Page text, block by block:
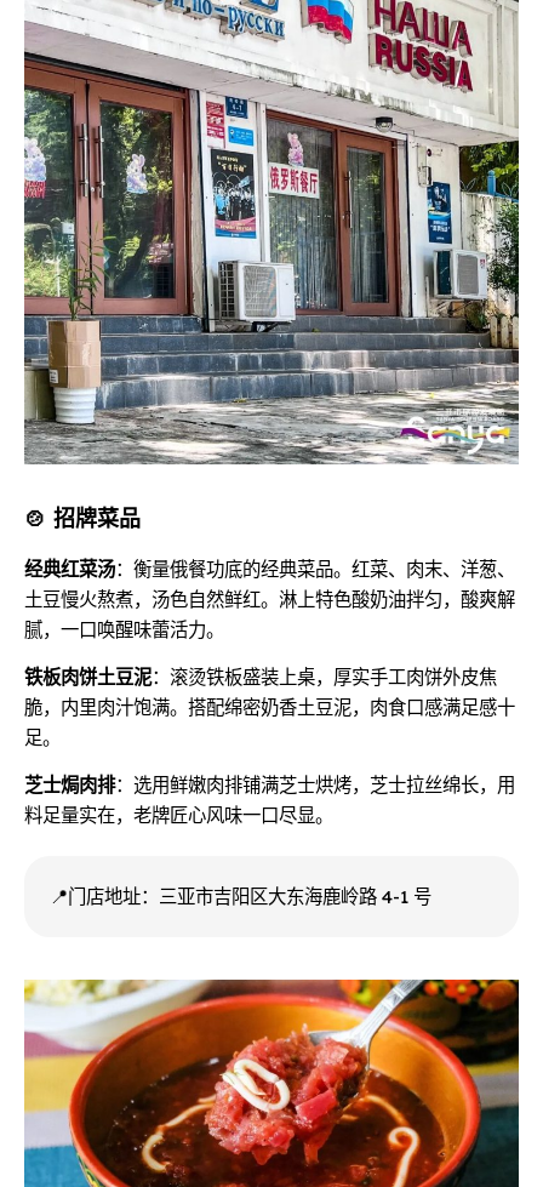
🍲 招牌菜品
经典红菜汤：衡量俄餐功底的经典菜品。红菜、肉末、洋葱、
土豆慢火熬煮，汤色自然鲜红。淋上特色酸奶油拌匀，酸爽解
腻，一口唤醒味蕾活力。
铁板肉饼土豆泥：滚烫铁板盛装上桌，厚实手工肉饼外皮焦
脆，内里肉汁饱满。搭配绵密奶香土豆泥，肉食口感满足感十
足。
芝士焗肉排：选用鲜嫩肉排铺满芝士烘烤，芝士拉丝绵长，用
料足量实在，老牌匠心风味一口尽显。
📍门店地址：三亚市吉阳区大东海鹿岭路 4-1 号